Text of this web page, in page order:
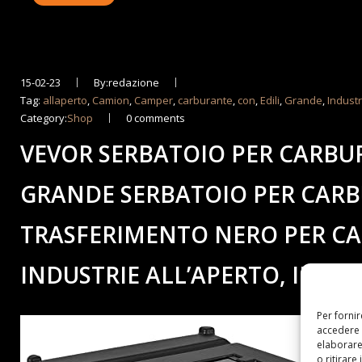
Per
o ritirare
15-02-23
By:redazione
Tag: allaperto, Camion, Camper, carburante, con,Edili, Grande,
Category:Shop 0 comments
VEVOR SERBATOIO PER
GRANDE SERBATOIO PER
TRASFERIMENTO NERO PER
INDUSTRIE ALL’APERTO,